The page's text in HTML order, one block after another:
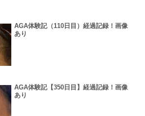
AGA体験記（110日目）経過記録！画像
あり
AGA体験記【350日目】経過記録！画像
あり